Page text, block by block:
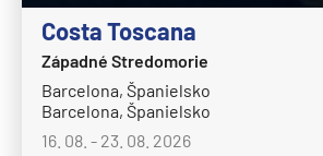
Costa Toscana
Západné Stredomorie
Barcelona, Španielsko
Barcelona, Španielsko
16. 08. - 23. 08. 2026